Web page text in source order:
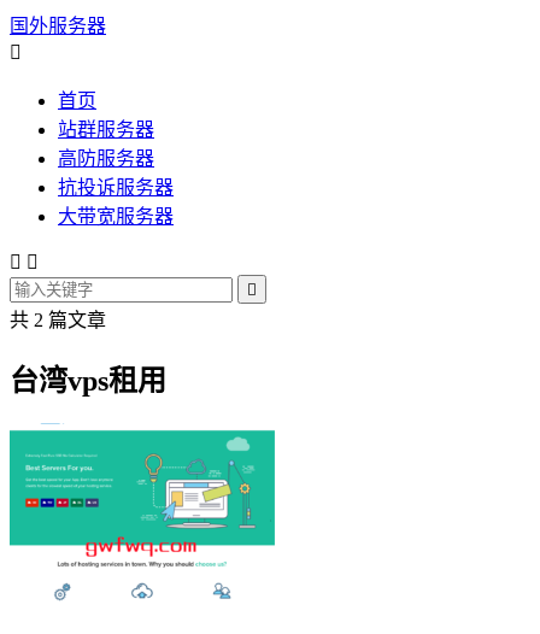
国外服务器

首页
站群服务器
高防服务器
抗投诉服务器
大带宽服务器
 

共 2 篇文章
台湾vps租用